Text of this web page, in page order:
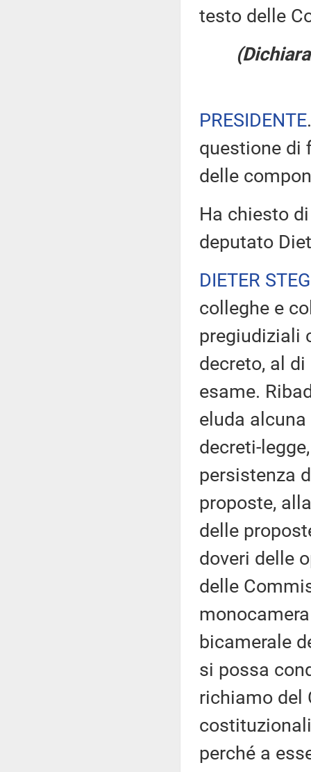
testo delle
PRESIDENTE
questione di
delle
Ha chiesto
deputato
DIETER
colleghe e
pregiudiziali
decreto, al
esame.
eluda
decreti-
persistenza
proposte,
delle
doveri delle
delle
bicamerale
si possa
richiamo del
perché a